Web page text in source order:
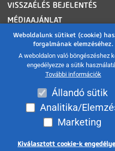
Weboldalunk sütiket (cookie)
forgalmának elemzéséhez.
A weboldalon való böngészéshez
engedélyezze a sütik
További információk
Állandó sütik
Analitika/
Marketing
Kiválasztott cookie-k
VISSZAÉLÉS BEJELENTÉS
MÉDIAAJÁNLAT
OLDALTÉRKÉP
ROVATOK
A MISKOLC TV
Minden jog fenntartva 2026 ©